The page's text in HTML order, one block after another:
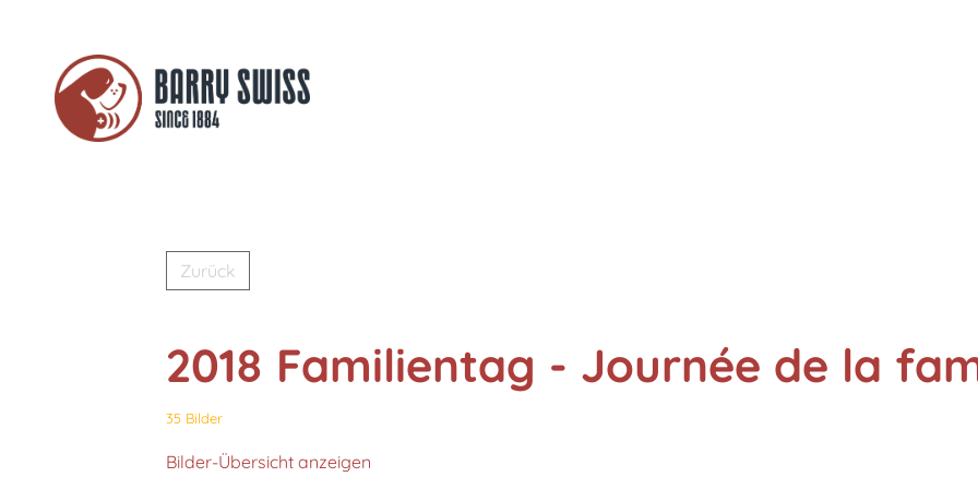
Zurück
2018 Familientag - Journée de la
35 Bilder
Bilder-Übersicht anzeigen